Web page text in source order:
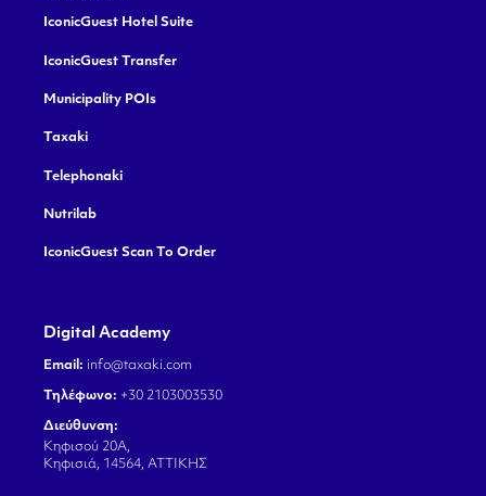
IconicGuest Hotel Suite
IconicGuest Transfer
Municipality POIs
Taxaki
Telephonaki
Nutrilab
IconicGuest Scan To Order
Digital Academy
Email: info@taxaki.com
Τηλέφωνο: +30 2103003530
Διεύθυνση:
Κηφισού 20Α,
Κηφισιά, 14564, ΑΤΤΙΚΗΣ